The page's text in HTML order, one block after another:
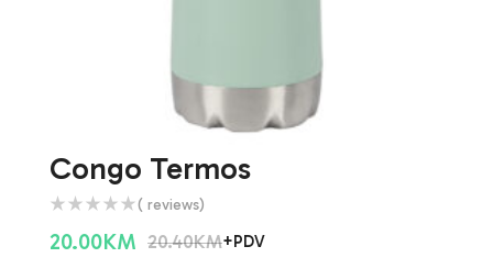
Congo Termos
( reviews)
20.40KM
20.00KM +PDV